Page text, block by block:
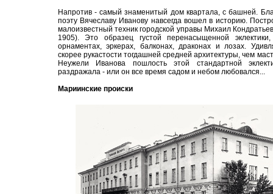
Напротив - самый знаменитый дом квартала, с башней.
поэту Вячеславу Иванову навсегда вошел в историю.
малоизвестный техник городской управы Михаил
1905). Это образец густой перенасыщенной
орнаментах, эркерах, балконах, драконах и лозах.
скорее рукастости тогдашней средней архитектуры, чем
Неужели Иванова пошлость этой стандартной
раздражала - или он все время садом и небом любовался...
Мариинские происки